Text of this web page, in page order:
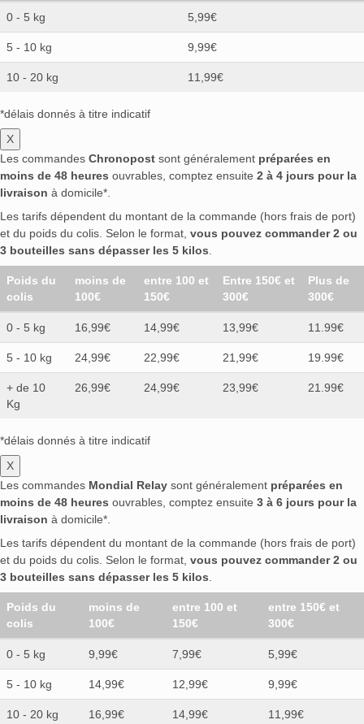
0 - 5 kg 5,99€
5 - 10 kg 9,99€
10 - 20 kg 11,99€
*délais donnés à titre indicatif
X
Les commandes Chronopost sont généralement préparées en
moins de 48 heures ouvrables, comptez ensuite 2 à 4 jours pour la
livraison à domicile*.
Les tarifs dépendent du montant de la commande (hors frais de port)
et du poids du colis. Selon le format, vous pouvez commander 2 ou
3 bouteilles sans dépasser les 5 kilos
Poids du
colis
moins de
100€
entre 100 et
150€
Entre 150€ et
300€
Plus de
300€
0 - 5 kg 16,99€ 14,99€ 13,99€ 11.99€
5 - 10 kg 24,99€ 22,99€ 21,99€ 19.99€
+ de 10
Kg
26,99€ 24,99€ 23,99€ 21.99€
*délais donnés à titre indicatif
X
Les commandes Mondial Relay sont généralement préparées en
moins de 48 heures ouvrables, comptez ensuite 3 à 6 jours pour la
livraison à domicile*.
Les tarifs dépendent du montant de la commande (hors frais de port)
et du poids du colis. Selon le format, vous pouvez commander 2 ou
3 bouteilles sans dépasser les 5 kilos
Poids du
colis
moins de
100€
entre 100 et
150€
entre 150€ et
300€
0 - 5 kg 9,99€ 7,99€ 5,99€
5 - 10 kg 14,99€ 12,99€ 9,99€
10 - 20 kg 16,99€ 14,99€ 11,99€